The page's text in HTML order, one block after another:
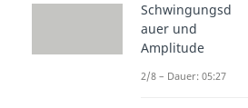
Schwingungsd
auer und
Amplitude
2/8 – Dauer: 05:27